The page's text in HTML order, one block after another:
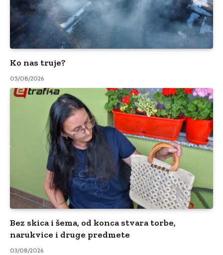
Ko nas truje?
05/08/2026
Bez skica i šema, od konca stvara torbe,
narukvice i druge predmete
03/08/2026